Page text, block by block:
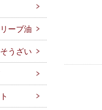
ーブ油
うざい